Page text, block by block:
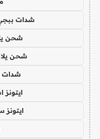
شدات
شحن
شحن يلا
شدات